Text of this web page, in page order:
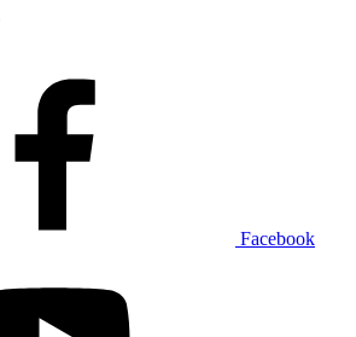
Facebook